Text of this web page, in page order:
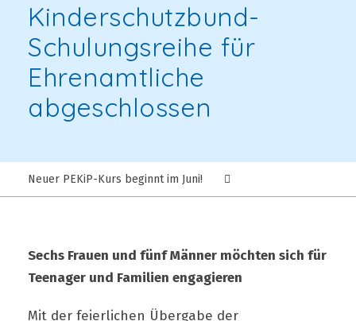
Kinderschutzbund-
Schulungsreihe für
Ehrenamtliche
abgeschlossen
Neuer PEKiP-Kurs beginnt im Juni!
Sechs Frauen und fünf Männer möchten sich für
Teenager und Familien engagieren
Mit der feierlichen Übergabe der